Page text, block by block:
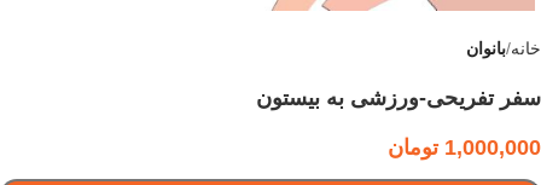
خانه بانوان
سفر تفریحی-ورزشی به بیستون
1,000,000 تومان